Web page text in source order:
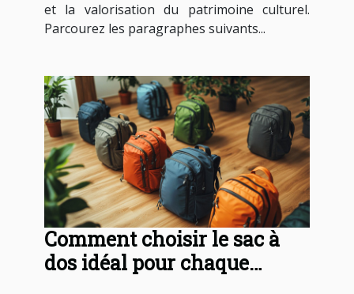
et la valorisation du patrimoine culturel.
Parcourez les paragraphes suivants...
Comment choisir le sac à
dos idéal pour chaque